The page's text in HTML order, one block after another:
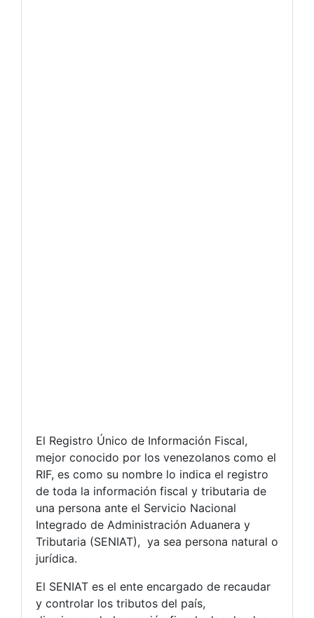
El Registro Único de Información Fiscal,
mejor conocido por los venezolanos como el
RIF, es como su nombre lo indica el registro
de toda la información fiscal y tributaria de
una persona ante el Servicio Nacional
Integrado de Administración Aduanera y
Tributaria (SENIAT), ya sea persona natural o
jurídica.
El SENIAT es el ente encargado de recaudar
y controlar los tributos del país,